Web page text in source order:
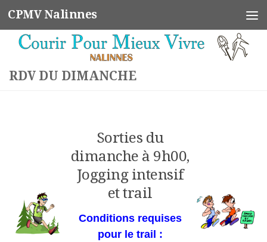
Skip to content
CPMV Nalinnes
RDV DU DIMANCHE
Sorties du
dimanche à 9h00,
Jogging intensif
et trail
Conditions requises
pour le trail :